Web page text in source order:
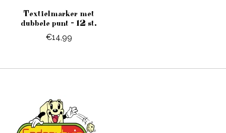
Textielmarker met
dubbele punt - 12 st.
€14,99